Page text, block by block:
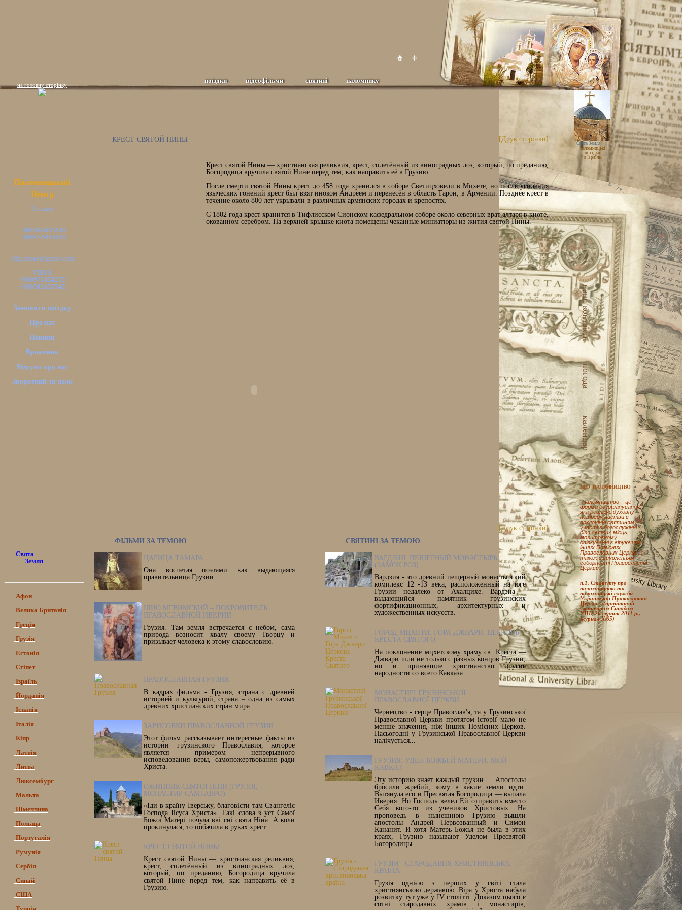
поїздки відеофільми святині паломнику
на головну сторінку
Паломницький
Центр
Україна
+38050-2655542
+38097-5454255
pilgrimsua@gmail.com
VIBER
+380975454255
+380502655542
Замовити поїздку
Про нас
Новини
Враження
Відгуки про нас
Зворотний зв'язок
Свята
Земля
Афон
Велика Британія
Греція
Грузія
Естонія
Єгіпет
Ізраїль
Йорданія
Іспанія
Італія
Кіпр
Латвія
Литва
Люксембург
Мальта
Німеччина
Польща
Португалія
Румунія
Сербія
Синай
США
Свята Земля
паломницькі
поїздки
в Ізраїль
наші контакти
погода
календар
КРЕСТ СВЯТОЙ НИНЫ [Друк сторінки]
Крест святой Нины — христианская реликвия, крест, сплетённый из виноградных лоз, который, по преданию,
Богородица вручила святой Нине перед тем, как направить её в Грузию.
После смерти святой Нины крест до 458 года хранился в соборе Светицховели в Мцхете, но после усиления
языческих гонений крест был взят иноком Андреем и перенесён в область Тарон, в Армении. Позднее крест в
течение около 800 лет укрывали в различных армянских городах и крепостях.
С 1802 года крест хранится в Тифлисском Сионском кафедральном соборе около северных врат алтаря в киоте,
окованном серебром. На верхней крышке киота помещены чеканные миниатюры из жития святой Нины.
[Друк сторінки]
ФІЛЬМИ ЗА ТЕМОЮ
ЦАРИЦА ТАМАРА
Она воспетая поэтами как выдающаяся
правительница Грузии.
ШИО МГВИМСКИЙ – ПОКРОВИТЕЛЬ
ПРАВОСЛАВНОЙ ИВЕРИИ
Грузия. Там земля встречается с небом, сама
природа возносит хвалу своему Творцу и
призывает человека к этому славословию.
ПРАВОСЛАВНАЯ ГРУЗИЯ
В кадрах фильма - Грузия, страна с древней
историей и культурой, страна – одна из самых
древних христианских стран мира.
ЗАРИСОВКИ ПРАВОСЛАВНОЙ ГРУЗИИ
Этот фильм рассказывает интересные факты из
истории грузинского Православия, которое
является примером непрерывного
исповедования веры, самопожертвования ради
Христа.
ОЖИННИК СВЯТОЇ НІНИ (ГРУЗІЯ,
МОНАСТИР САМТАВРО)
«Іди в країну Іверську, благовісти там Євангеліє
Господа Іісуса Христа». Такі слова з уст Самої
Божої Матері почула вві сні свята Ніна. А коли
прокинулася, то побачила в руках хрест.
КРЕСТ СВЯТОЙ НИНЫ
Крест святой Нины — христианская реликвия,
крест, сплетённый из виноградных лоз,
который, по преданию, Богородица вручила
святой Нине перед тем, как направить её в
Грузию.
СВЯТИНІ ЗА ТЕМОЮ
ВАРДЗИЯ. ПЕЩЕРНЫЙ МОНАСТЫРЬ
(ЗАМОК РОЗ)
Вардзия - это древний пещерный монастырский
комплекс 12 -13 века, расположенный на юге
Грузии недалеко от Ахалцихе. Вардзиа –
выдающийся памятник грузинских
фортификационных, архитектурных и
художественных искусств.
ГОРОД МЦХЕТИ. ГОРА ДЖВАРИ. ЦЕРКОВЬ
КРЕСТА СВЯТОГО
На поклонение мцхетскому храму св. Креста —
Джвари шли не только с разных концов Грузии,
но и принявшие христианство другие
народности со всего Кавказа.
МОНАСТИРІ ГРУЗИНСЬКОЇ
ПРАВОСЛАВНОЇ ЦЕРКВИ
Чернецтво - серце Православ'я, та у Грузинської
Православної Церкви протягом історії мало не
менше значення, ніж інших Помісних Церков.
Насьогодні у Грузинської Православної Церкви
налічується...
ГРУЗИЯ: УДЕЛ БОЖЬЕЙ МАТЕРИ. МОЙ
КАВКАЗ
Эту историю знает каждый грузин. …Апостолы
бросили жребий, кому в какие земли идти.
Вытянула его и Пресвятая Богородица — выпала
Иверия. Но Господь велел Ей отправить вместо
Себя кого-то из учеников Христовых. На
проповедь в нынешнюю Грузию вышли
апостолы Андрей Первозванный и Симон
Кананит. И хотя Матерь Божья не была в этих
краях, Грузию называют Уделом Пресвятой
Богородицы.
ГРУЗІЯ - СТАРОДАВНЯ ХРИСТИЯНСЬКА
КРАЇНА
Грузія однією з перших у світі стала
християнською державою. Віра у Христа набула
розвитку тут уже у IV столітті. Доказом цього є
сотні стародавніх храмів і монастирів,
ПРО ПАЛОМНИЦТВО
"Паломництво – це
форма богошанування,
яка реалізує духовну
потребу пастви в
поклонінні святиням,
участі в богослужінні
біля святих місць,
молитовному
спілкуванні з віруючими
інших Помісних
Православних Церков, а
також є виявленням
соборності Православної
Церкви."
п.1. Статуту про
паломництво та
паломницькі служби
Української Православної
Церкви" (прийнятий
Священним Синодом
УПЦ 26 серпня 2011 р.,
журнал №65)